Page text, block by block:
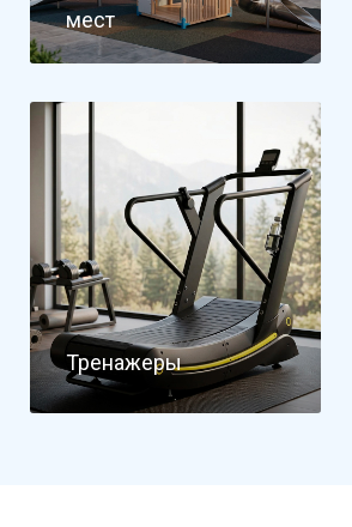
мест
Тренажеры